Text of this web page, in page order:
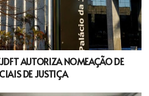
AUTORIZA NOMEAÇÃO DE
DE JUSTIÇA